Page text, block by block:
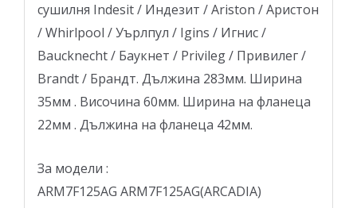
сушилня Indesit / Индезит / Ariston / Аристон
/ Whirlpool / Уърлпул / Igins / Игнис /
Baucknecht / Баукнет / Privileg / Привилег /
Brandt / Брандт. Дължина 283мм. Ширина
35мм . Височина 60мм. Ширина на фланеца
22мм . Дължина на фланеца 42мм.
За модели :
ARM7F125AG ARM7F125AG(ARCADIA)